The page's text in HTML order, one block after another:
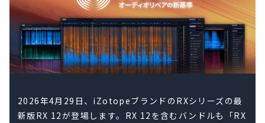
2026年4月29日、iZotopeブランドのRXシリーズの最
新版RX 12が登場します。RX 12を含むバンドルも「RX